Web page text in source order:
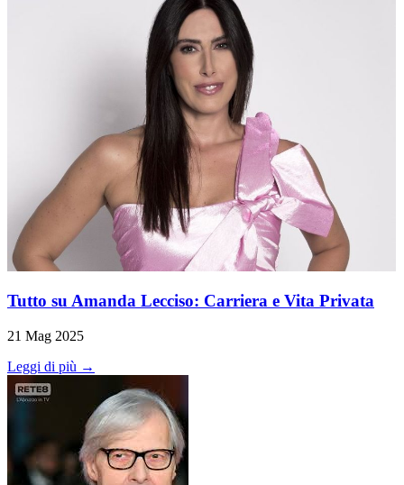
Tutto su Amanda Lecciso: Carriera e Vita Privata
21 Mag 2025
Leggi di più →